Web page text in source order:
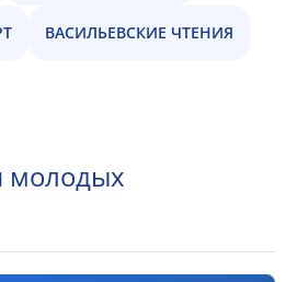
ВАСИЛЬЕВСКИЕ ЧТЕНИЯ
молодых